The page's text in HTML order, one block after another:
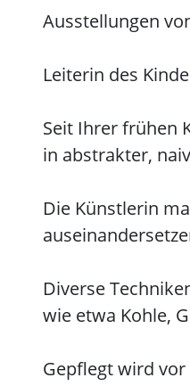
Ausstellungen
Leiterin des
Seit Ihrer frühen
in abstrakter,
Die Künstlerin
Diverse
wie etwa Kohle,
Gepflegt wird